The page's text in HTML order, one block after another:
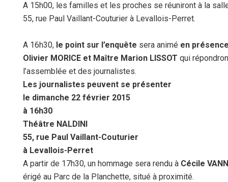
A 15h00, les familles et les proches se réuniront à la
55, rue Paul Vaillant-Couturier à Levallois-Perret.
A 16h30, le point sur l’enquête sera animé en
Olivier MORICE et Maître Marion LISSOT qui
l’assemblée et des journalistes.
Les journalistes peuvent se présenter
le dimanche 22 février 2015
à 16h30
Théâtre NALDINI
55, rue Paul Vaillant-Couturier
à Levallois-Perret
A partir de 17h30, un hommage sera rendu à Cécile
érigé au Parc de la Planchette, situé à proximité.